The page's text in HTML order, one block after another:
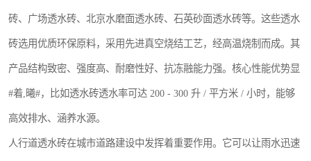
砖、广场透水砖、北京水磨面透水砖、石英砂面透水砖等。这些透水
砖选用优质环保原料，采用先进真空烧结工艺，经高温烧制而成。其
产品结构致密、强度高、耐磨性好、抗冻融能力强。核心性能优势显
#着,曦#，比如透水砖透水率可达 200 - 300 升 / 平方米 / 小时，能够
高效排水、涵养水源。
人行道透水砖在城市道路建设中发挥着重要作用。它可以让雨水迅速